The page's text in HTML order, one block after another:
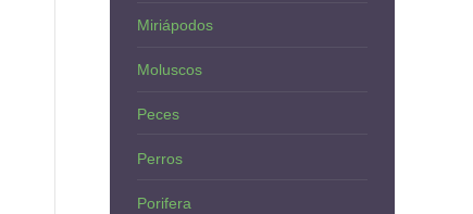
Miriápodos
Moluscos
Peces
Perros
Porifera